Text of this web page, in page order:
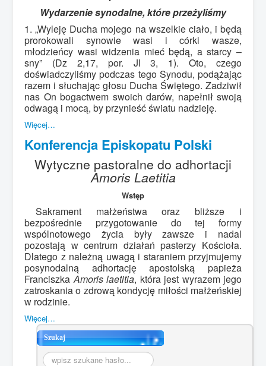
Wydarzenie synodalne, które przeżyliśmy
1. „Wyleję Ducha mojego na wszelkie ciało, i będą
prorokowali synowie wasi i córki wasze,
młodzieńcy wasi widzenia mieć będą, a starcy –
sny” (Dz 2,17, por. Jl 3, 1). Oto, czego
doświadczyliśmy podczas tego Synodu, podążając
razem i słuchając głosu Ducha Świętego. Zadziwił
nas On bogactwem swoich darów, napełnił swoją
odwagą i mocą, by przynieść światu nadzieję.
Więcej…
Konferencja Episkopatu Polski
Wytyczne pastoralne do adhortacji
Amoris Laetitia
Wstęp
Sakrament małżeństwa oraz bliższe i
bezpośrednie przygotowanie do tej formy
wspólnotowego życia były zawsze i nadal
pozostają w centrum działań pasterzy Kościoła.
Dlatego z należną uwagą i staraniem przyjmujemy
posynodalną adhortację apostolską papieża
FranciszkaAmoris laetitia, która jest wyrazem jego
zatroskania o zdrową kondycję miłości małżeńskiej
w rodzinie.
Więcej…
Szukaj
Szukaj...